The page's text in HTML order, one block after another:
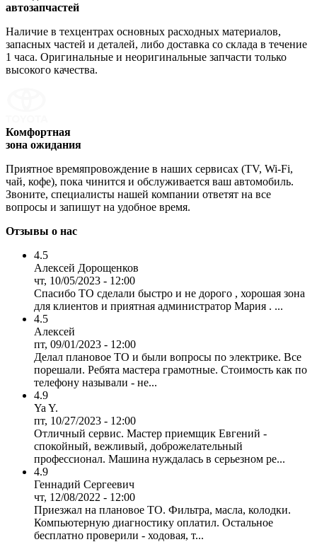
автозапчастей
Наличие в техцентрах основных расходных материалов,
запасных частей и деталей, либо доставка со склада в течение
1 часа. Оригинальные и неоригинальные запчасти только
высокого качества.
Комфортная
зона ожидания
Приятное времяпровождение в наших сервисах (TV, Wi-Fi,
чай, кофе), пока чинится и обслуживается ваш автомобиль.
Звоните, специалисты нашей компании ответят на все
вопросы и запишут на удобное время.
Отзывы о нас
4.5
Алексей Дорощенков
чт, 10/05/2023 - 12:00
Спасибо ТО сделали быстро и не дорого , хорошая зона
для клиентов и приятная администратор Мария . ...
4.5
Алексей
пт, 09/01/2023 - 12:00
Делал плановое ТО и были вопросы по электрике. Все
порешали. Ребята мастера грамотные. Стоимость как по
телефону называли - не...
4.9
Ya Y.
пт, 10/27/2023 - 12:00
Отличный сервис. Мастер приемщик Евгений -
спокойный, вежливый, доброжелательный
профессионал. Машина нуждалась в серьезном ре...
4.9
Геннадий Сергеевич
чт, 12/08/2022 - 12:00
Приезжал на плановое ТО. Фильтра, масла, колодки.
Компьютерную диагностику оплатил. Остальное
бесплатно проверили - ходовая, т...